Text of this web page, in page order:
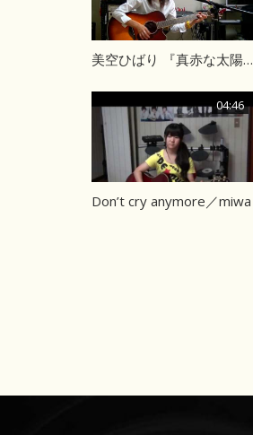
美空ひばり 『真赤な太陽』
04:46
Don’t cry anymore／miwa